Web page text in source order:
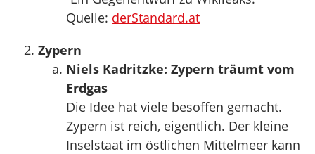
Quelle: derStandard.at
Zypern
Niels Kadritzke: Zypern träumt vom
Erdgas
Die Idee hat viele besoffen gemacht.
Zypern ist reich, eigentlich. Der kleine
Inselstaat im östlichen Mittelmeer kann